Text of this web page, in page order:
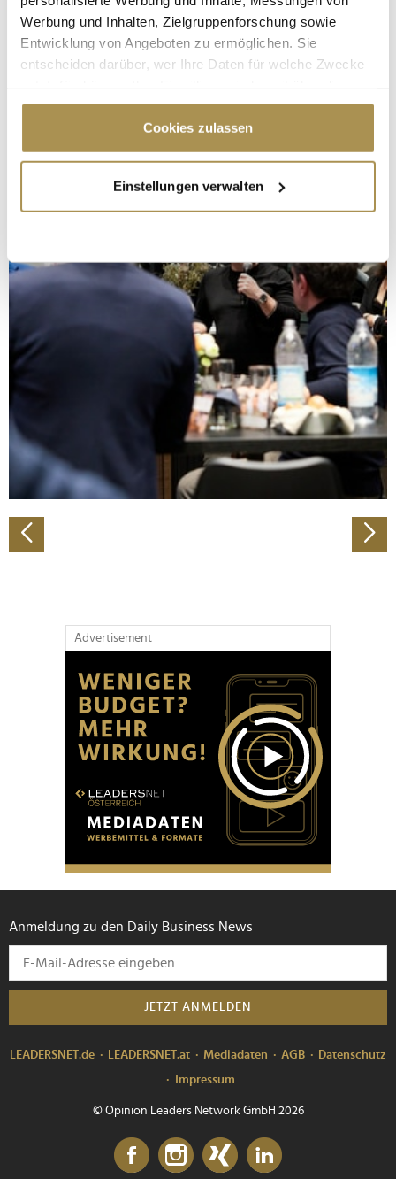
Werbung und Inhalten, Zielgruppenforschung sowie
Entwicklung von Angeboten zu ermöglichen. Sie
entscheiden darüber, wer Ihre Daten für welche Zwecke
Cookie-Erklärung oder durch Klicken auf das Privacy
Trigger Symbol ändern oder widerrufen
Informationen über Ihre geografische Lage
erfassen, welche bis auf einige Meter genau sein
bestimmten Merkmalen (Fingerprinting) identifizieren
Erfahren Sie mehr darüber, wie Ihre persönlichen Daten
verarbeitet werden, und legen Sie Ihre Präferenzen im
Abschnitt Einzelheiten
fest.
Wir verwenden Cookies, um Inhalte und Anzeigen zu
personalisieren, Funktionen für soziale Medien anbieten
zu können und die Zugriffe auf unsere Website zu
analysieren. Außerdem geben wir Informationen zu Ihrer
Verwendung unserer Website an unsere Partner für
soziale Medien, Werbung und Analysen weiter. Unsere
Partner führen diese Informationen möglicherweise mit
weiteren Daten zusammen, die Sie ihnen bereitgestellt
Cookies zulassen
Einstellungen verwalten
Advertisement
Anmeldung zu den Daily Business News
JETZT ANMELDEN
LEADERSNET.de LEADERSNET.at Mediadaten AGB
Datenschutz
Impressum
© Opinion Leaders Network GmbH 2026